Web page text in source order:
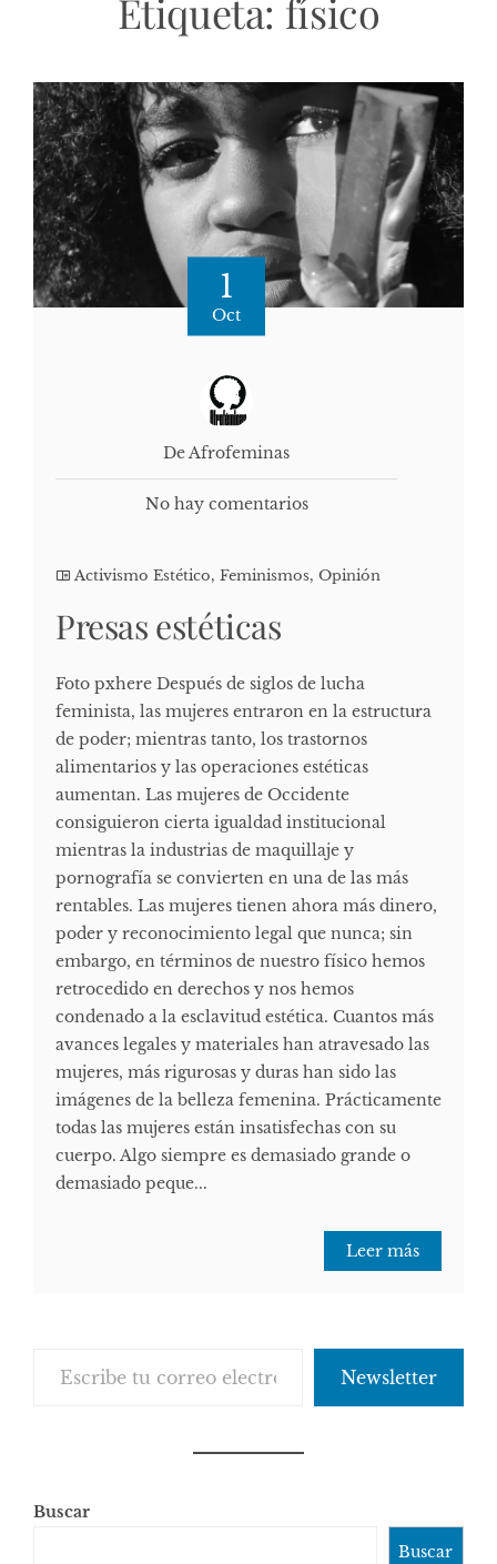
Etiqueta: físico
1
Oct
De Afrofeminas
No hay comentarios
Activismo Estético, Feminismos, Opinión
Presas estéticas
Foto pxhere Después de siglos de lucha
feminista, las mujeres entraron en la estructura
de poder; mientras tanto, los trastornos
alimentarios y las operaciones estéticas
aumentan. Las mujeres de Occidente
consiguieron cierta igualdad institucional
mientras la industrias de maquillaje y
pornografía se convierten en una de las más
rentables. Las mujeres tienen ahora más dinero,
poder y reconocimiento legal que nunca; sin
embargo, en términos de nuestro físico hemos
retrocedido en derechos y nos hemos
condenado a la esclavitud estética. Cuantos más
avances legales y materiales han atravesado las
mujeres, más rigurosas y duras han sido las
imágenes de la belleza femenina. Prácticamente
todas las mujeres están insatisfechas con su
cuerpo. Algo siempre es demasiado grande o
demasiado peque...
Leer más
Newsletter
Buscar
Buscar